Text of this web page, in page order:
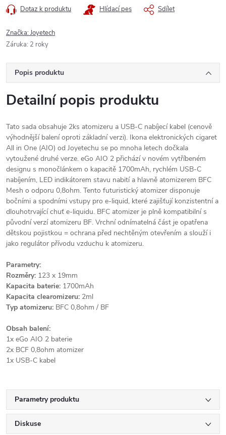
Dotaz k produktu Hlídací pes Sdílet
Značka:Joyetech
Záruka: 2 roky
Popis produktu
Detailní popis produktu
Tato sada obsahuje 2ks atomizeru a USB-C nabíjecí kabel (cenově
výhodnější balení oproti základní verzi). Ikona elektronických cigaret
All in One (AIO) od Joyetechu se po mnoha letech dočkala
vytoužené druhé verze. eGo AIO 2 přichází v novém vytříbeném
designu s monočlánkem o kapacitě 1700mAh, rychlém USB-C
nabíjením, LED indikátorem stavu nabití a hlavně atomizerem BFC
Mesh o odporu 0,8ohm. Tento futuristický atomizer disponuje
bočními a spodními vstupy pro e-liquid, které zajišťují konzistentní a
dlouhotrvající chuť e-liquidu. BFC atomizer je plně kompatibilní s
původní verzí atomizeru BF. Vrchní odnímatelná část je opatřena
dětskou pojistkou = ochrana před nechtěným otevřením a slouží i
jako regulátor přívodu vzduchu k atomizeru.
Parametry:
Rozměry: 123 x 19mm
Kapacita baterie: 1700mAh
Kapacita clearomizeru: 2ml
Typ atomizeru: BFC 0,8ohm / BF
Obsah balení:
1x eGo AIO 2 baterie
2x BCF 0,8ohm atomizer
1x USB-C kabel
Parametry produktu
Diskuse